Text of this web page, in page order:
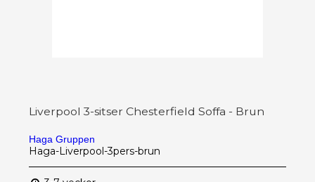
Liverpool 3-sitser Chesterfield Soffa - Brun
Haga Gruppen
Haga-Liverpool-3pers-brun